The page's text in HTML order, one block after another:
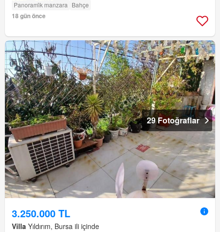
Panorami̇k manzara Bahçe
18 gün önce
29 Fotoğraflar
3.250.000 TL
Villa Yıldırım, Bursa ili içinde